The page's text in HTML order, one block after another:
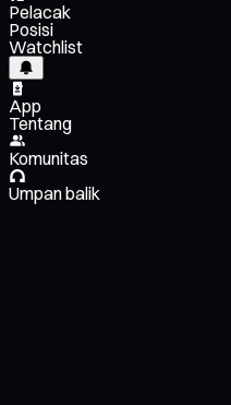
Pelacak
Posisi
Watchlist
App
Tentang
Komunitas
Umpan balik